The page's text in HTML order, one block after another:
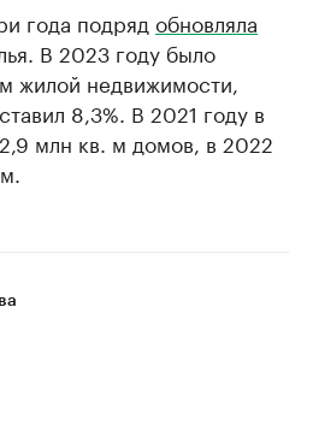
года подряд обновляла
В 2023 году было
жилой недвижимости,
8,3%. В 2021 году в
млн кв. м домов, в 2022